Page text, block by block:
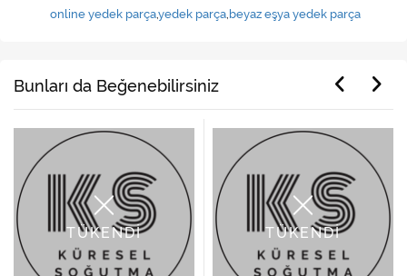
online yedek parça,yedek parça, beyaz eşya yedek parça
Bunları da Beğenebilirsiniz
TÜKENDİ TÜKENDİ